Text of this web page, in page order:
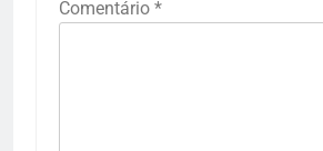
Comentário *